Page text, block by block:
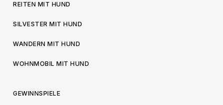
REITEN MIT HUND
SILVESTER MIT HUND
WANDERN MIT HUND
WOHNMOBIL MIT HUND
GEWINNSPIELE